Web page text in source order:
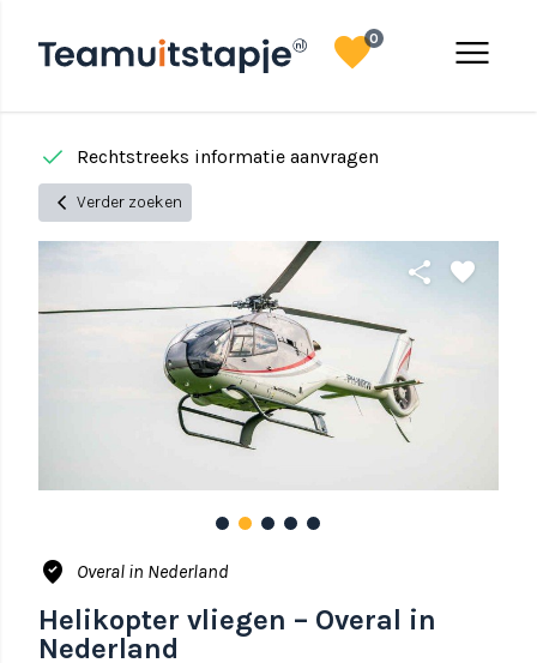
menu
favorite0
done Rechtstreeks informatie aanvragen
chevron_left Verder zoeken
Helikopter vliegen – Overal in
Nederland
share favorite
where_to_vote Overal in Nederland